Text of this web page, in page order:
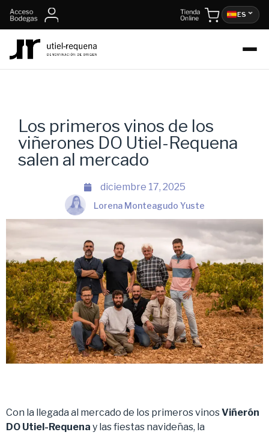
ES
Los primeros vinos de los
viñerones DO Utiel-Requena
salen al mercado
diciembre 17, 2025
Lorena Monteagudo Yuste
Con la llegada al mercado de los primeros vinosViñerón
DO Utiel-Requena y las fiestas navideñas, la